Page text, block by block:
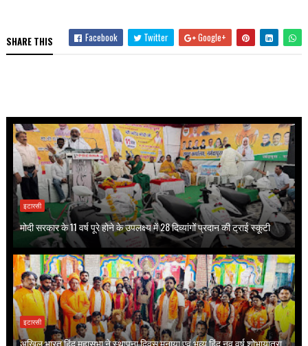
SHARE THIS Facebook Twitter Google+
इटारसी
मोदी सरकार के 11 वर्ष पूरे होने के उपलक्ष्य में 28 दिव्यांगों प्रदान की ट्राई स्कूटी
इटारसी
अखिल भारत हिंदू महासभा ने स्थापना दिवस मनाया एवं भव्य हिंदू नव वर्ष शोभायात्रा